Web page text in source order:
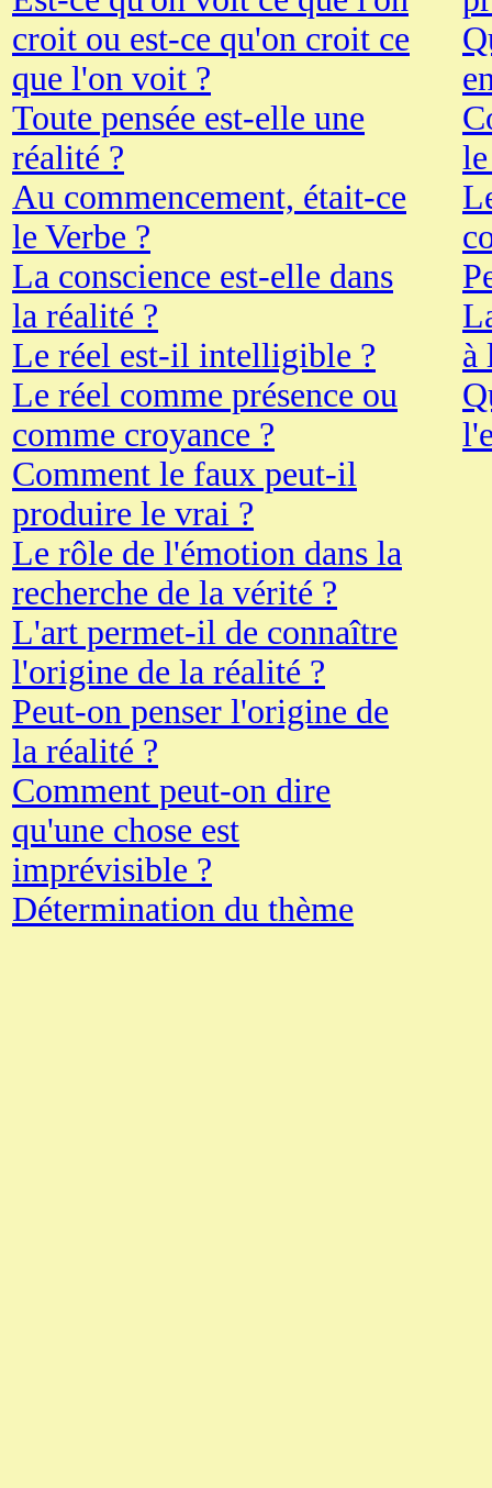
croit ou est-ce qu'on croit ce
que l'on voit ?
Toute pensée est-elle une
réalité ?
Au commencement, était-ce
le Verbe ?
La conscience est-elle dans
la réalité ?
Le réel est-il intelligible ?
Le réel comme présence ou
comme croyance ?
Comment le faux peut-il
produire le vrai ?
Le rôle de l'émotion dans la
recherche de la vérité ?
L'art permet-il de connaître
l'origine de la réalité ?
Peut-on penser l'origine de
la réalité ?
Comment peut-on dire
qu'une chose est
imprévisible ?
Détermination du thème
à